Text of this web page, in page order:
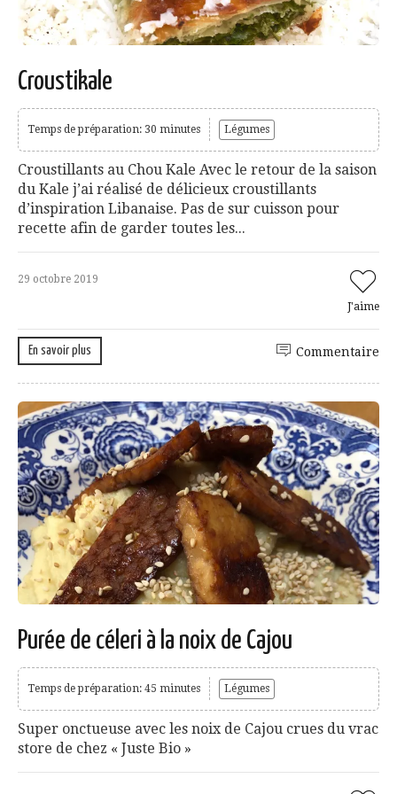
Croustikale
Temps de préparation: 30 minutes Légumes
Croustillants au Chou Kale Avec le retour de la saison
du Kale j’ai réalisé de délicieux croustillants
d’inspiration Libanaise. Pas de sur cuisson pour
recette afin de garder toutes les...
29 octobre 2019
J'aime
En savoir plus Commentaire
Purée de céleri à la noix de Cajou
Temps de préparation: 45 minutes Légumes
Super onctueuse avec les noix de Cajou crues du vrac
store de chez « Juste Bio »